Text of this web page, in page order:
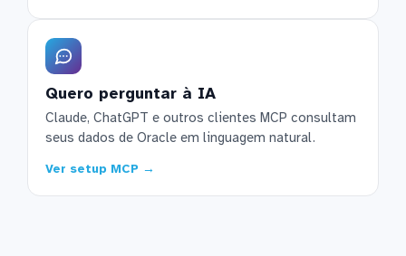
Quero perguntar à IA
Claude, ChatGPT e outros clientes MCP consultam
seus dados de Oracle em linguagem natural.
Ver setup MCP →